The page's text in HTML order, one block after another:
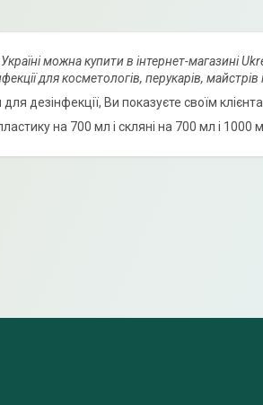
можна купити в інтернет-магазині
для косметологів, перукарів,
дезінфекції, Ви показуєте своїм
на 700 мл і скляні на 700 мл і 1000